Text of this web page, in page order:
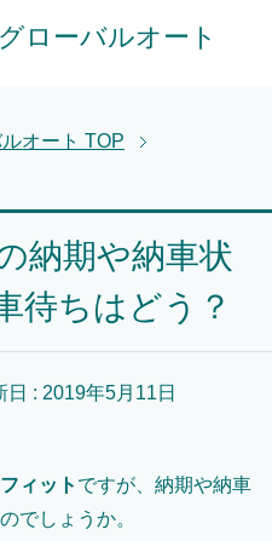
ローバルオート
オート TOP
納期や納車状
待ちはどう？
日 : 2019年5月11日
フィット ですが、納期や納車
でしょうか。